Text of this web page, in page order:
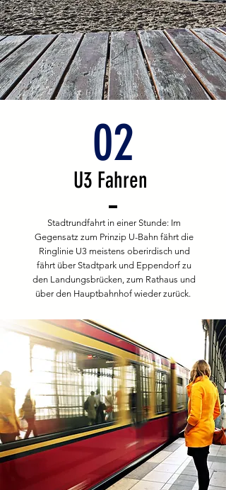
02
U3 Fahren
Stadtrundfahrt in einer Stunde: Im
Gegensatz zum Prinzip U-Bahn fährt die
Ringlinie U3 meistens oberirdisch und
fährt über Stadtpark und Eppendorf zu
den Landungsbrücken, zum Rathaus und
über den Hauptbahnhof wieder zurück.